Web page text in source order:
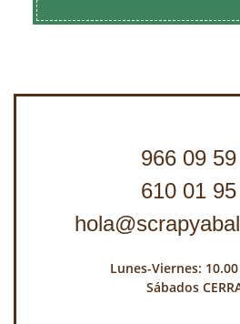
966 09
610 01
Lunes-Viernes:
Sábados